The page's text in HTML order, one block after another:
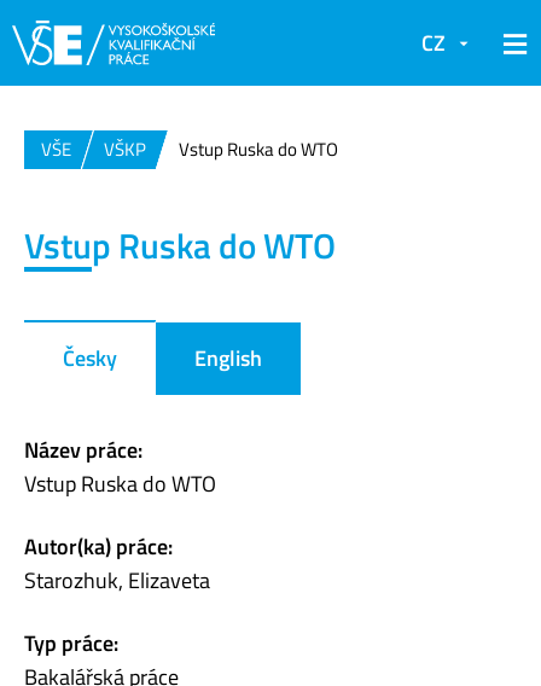
CZ
VŠE VŠKP Vstup Ruska do WTO
Vstup Ruska do WTO
Česky English
Název práce:
Vstup Ruska do WTO
Autor(ka) práce:
Starozhuk, Elizaveta
Typ práce:
Bakalářská práce